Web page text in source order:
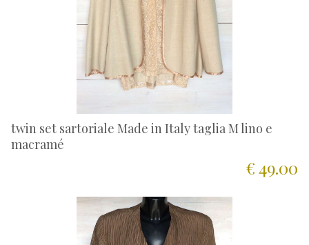
twin set sartoriale Made in Italy taglia M lino e
macramé
€ 49.00